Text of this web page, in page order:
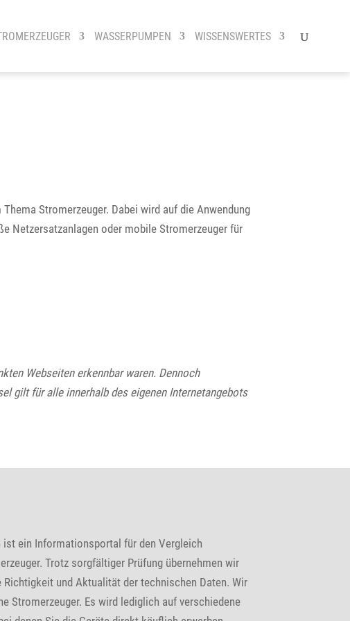
WASSERPUMPEN WISSENSWERTES
Stromerzeuger. Dabei wird auf die Anwendung
Netzersatzanlagen oder mobile Stromerzeuger für
Webseiten erkennbar waren. Dennoch
gilt für alle innerhalb des eigenen Internetangebots
ist ein Informationsportal für den Vergleich
Trotz sorgfältiger Prüfung übernehmen wir
und Aktualität der technischen Daten. Wir
Stromerzeuger. Es wird lediglich auf verschiedene